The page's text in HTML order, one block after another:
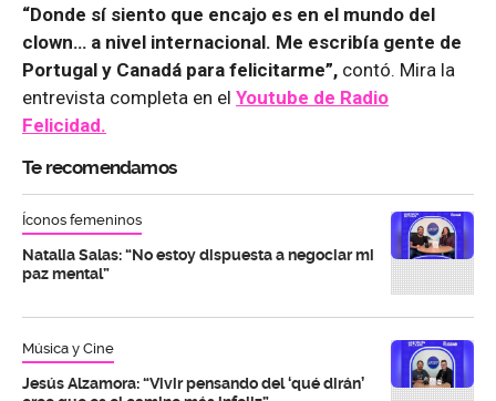
“Donde sí siento que encajo es en el mundo del
clown… a nivel internacional. Me escribía gente de
Portugal y Canadá para felicitarme”, contó. Mira la
entrevista completa en el Youtube de Radio
Felicidad.
Te recomendamos
Íconos femeninos
Natalia Salas: “No estoy dispuesta a negociar mi
paz mental”
Música y Cine
Jesús Alzamora: “Vivir pensando del ‘qué dirán’